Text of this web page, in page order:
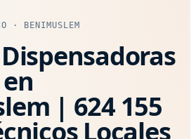
· BENIMUSLEM
| 624 155
Locales